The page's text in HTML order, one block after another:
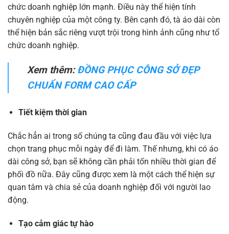
chức doanh nghiệp lớn mạnh. Điều này thể hiện tính
chuyên nghiệp của một công ty. Bên cạnh đó, tà áo dài còn
thể hiện bản sắc riêng vượt trội trong hình ảnh cũng như tổ
chức doanh nghiệp.
Xem thêm:ĐỒNG PHỤC CÔNG SỞ ĐẸP
CHUẨN FORM CAO CẤP
Tiết kiệm thời gian
Chắc hẳn ai trong số chúng ta cũng đau đầu với việc lựa
chọn trang phục mỗi ngày để đi làm. Thế nhưng, khi có áo
dài công sở, bạn sẽ không cần phải tốn nhiều thời gian để
phối đồ nữa. Đây cũng được xem là một cách thể hiện sự
quan tâm và chia sẻ của doanh nghiệp đối với người lao
động.
Tạo cảm giác tự hào